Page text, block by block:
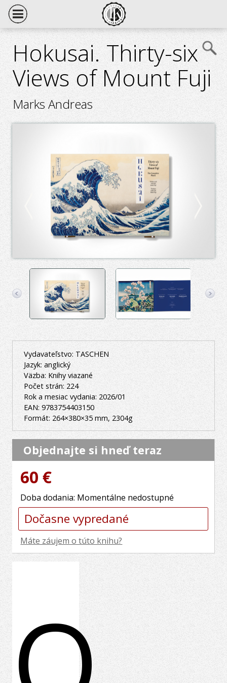
Hokusai. Thirty-six
Views of Mount Fuji
Marks Andreas
Vydavateľstvo: TASCHEN
Jazyk: anglický
Väzba: Knihy viazané
Počet strán: 224
Rok a mesiac vydania: 2026/01
EAN: 9783754403150
Formát: 264×380×35 mm, 2304g
Objednajte si hneď teraz
60 €
Doba dodania: Momentálne nedostupné
Dočasne vypredané
Máte záujem o túto knihu?